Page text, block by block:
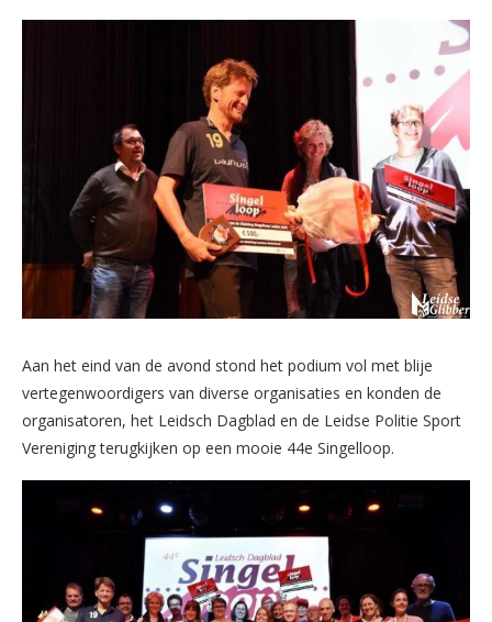
Aan het eind van de avond stond het podium vol met blije
vertegenwoordigers van diverse organisaties en konden de
organisatoren, het Leidsch Dagblad en de Leidse Politie Sport
Vereniging terugkijken op een mooie 44e Singelloop.